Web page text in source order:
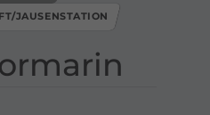
JAUSENSTATION